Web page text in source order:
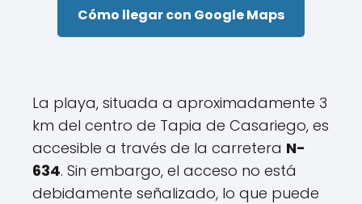
Cómo llegar con Google Maps
La playa, situada a aproximadamente 3
km del centro de Tapia de Casariego, es
accesible a través de la carretera N-
634. Sin embargo, el acceso no está
debidamente señalizado, lo que puede